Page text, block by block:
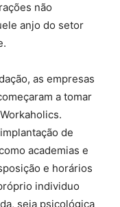
não
anjo do setor
as empresas
a tomar
de
academias e
e horários
individuo
seja psicológica